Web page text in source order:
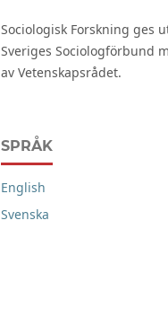
Sociologisk Forskning ges
Sveriges Sociologförbund
av Vetenskapsrådet.
SPRÅK
English
Svenska